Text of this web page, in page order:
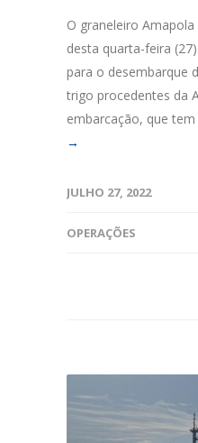
O graneleiro
desta quarta-feira
para o desembarque
trigo procedentes da
embarcação, que tem
→
JULHO 27, 2022
OPERAÇÕES